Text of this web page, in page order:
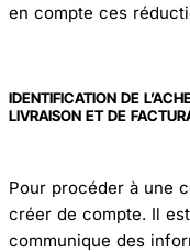
en compte ces
IDENTIFICATION DE
LIVRAISON ET DE
Pour procéder à une
créer de compte. Il
communique des